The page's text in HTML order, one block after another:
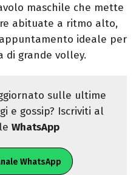
maschile che mette
abituate a ritmo alto,
ideale per
di grande volley.
sulle ultime
e gossip? Iscriviti al
WhatsApp
WhatsApp